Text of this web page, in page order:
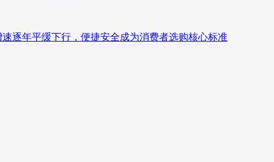
逐年平缓下行，便捷安全成为消费者选购核心标准